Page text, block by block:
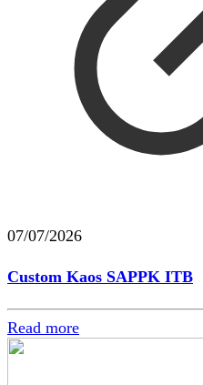
07/07/2026
Custom Kaos SAPPK ITB
Read more